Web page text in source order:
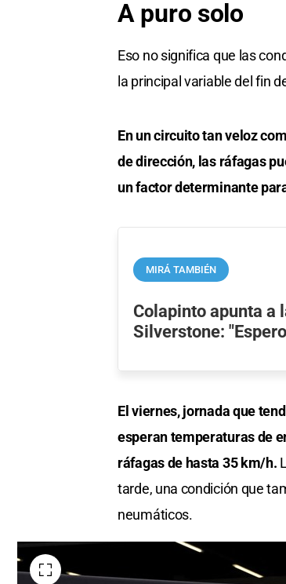
A puro solo
Eso no significa que las
la principal variable del fin
En un circuito tan veloz
de dirección, las ráfagas
un factor determinante
MIRÁ TAMBIÉN
Colapinto apunta a
Silverstone:
El viernes, jornada que
esperan temperaturas de
ráfagas de hasta 35 km/h.
tarde, una condición que
neumáticos.